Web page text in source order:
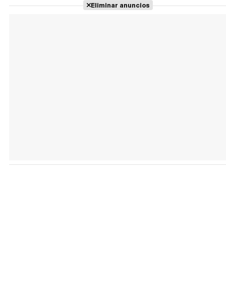
Eliminar anuncios